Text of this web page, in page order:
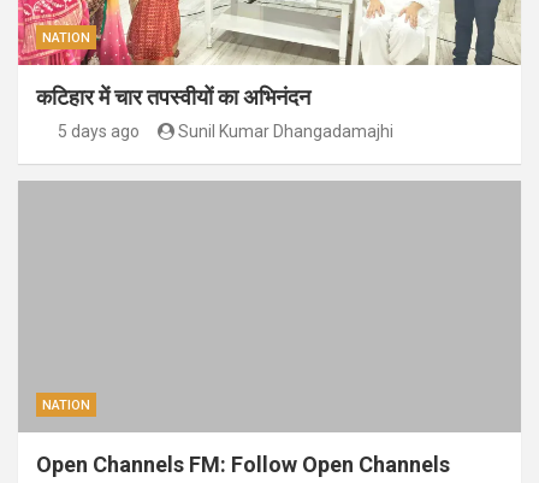
NATION
कटिहार में चार तपस्वीयों का अभिनंदन
5 days ago Sunil Kumar Dhangadamajhi
NATION
Open Channels FM: Follow Open Channels